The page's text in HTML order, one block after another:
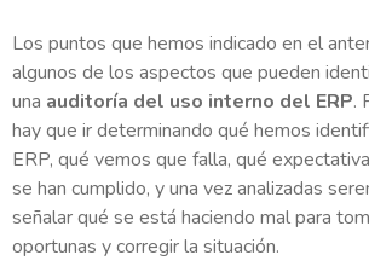
Los puntos que hemos indicado en el
algunos de los aspectos que pueden
una auditoría del uso interno del ERP.
hay que ir determinando qué hemos
ERP, qué vemos que falla, qué
se han cumplido, y una vez analizadas
señalar qué se está haciendo mal para
oportunas y corregir la situación.